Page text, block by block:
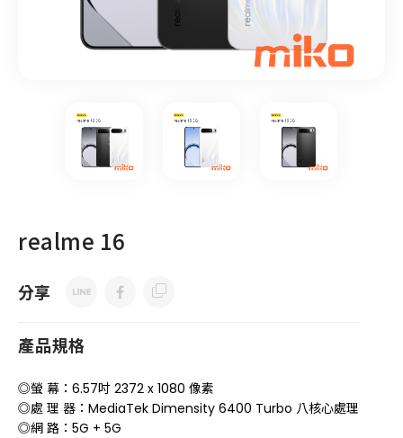
realme 16
分享
產品規格
◎螢 幕：6.57吋 2372 x 1080 像素
◎處 理 器：MediaTek Dimensity 6400 Turbo 八核心處理
◎網 路：5G + 5G